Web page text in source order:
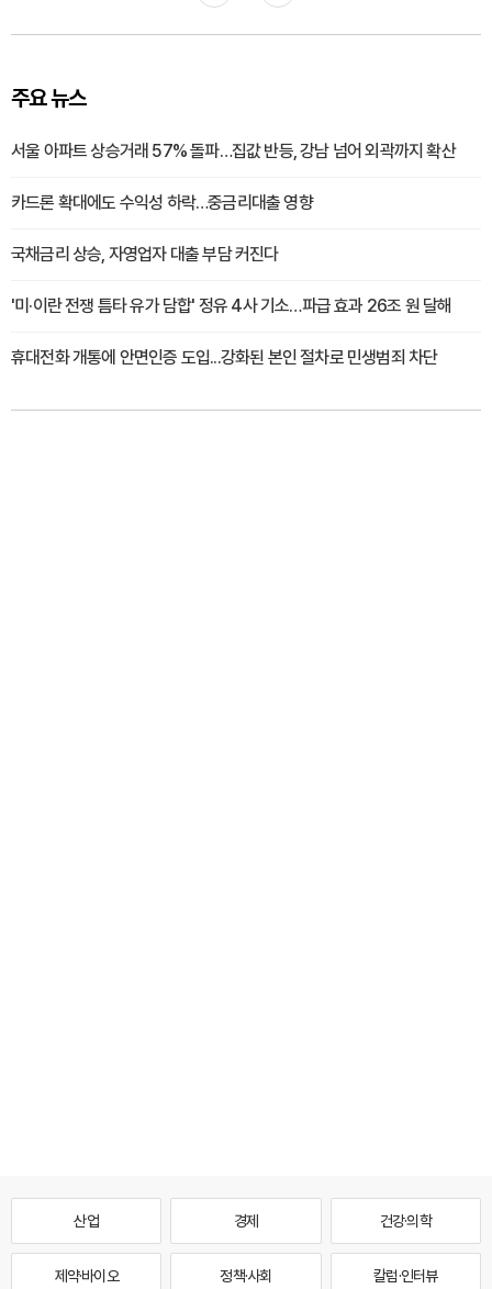
주요 뉴스
서울 아파트 상승거래 57% 돌파…집값 반등, 강남 넘어 외곽까지 확산
카드론 확대에도 수익성 하락…중금리대출 영향
국채금리 상승, 자영업자 대출 부담 커진다
'미·이란 전쟁 틈타 유가 담합' 정유 4사 기소…파급 효과 26조 원 달해
휴대전화 개통에 안면인증 도입...강화된 본인 절차로 민생범죄 차단
산업 경제 건강·의학
제약·바이오 정책·사회 칼럼·인터뷰